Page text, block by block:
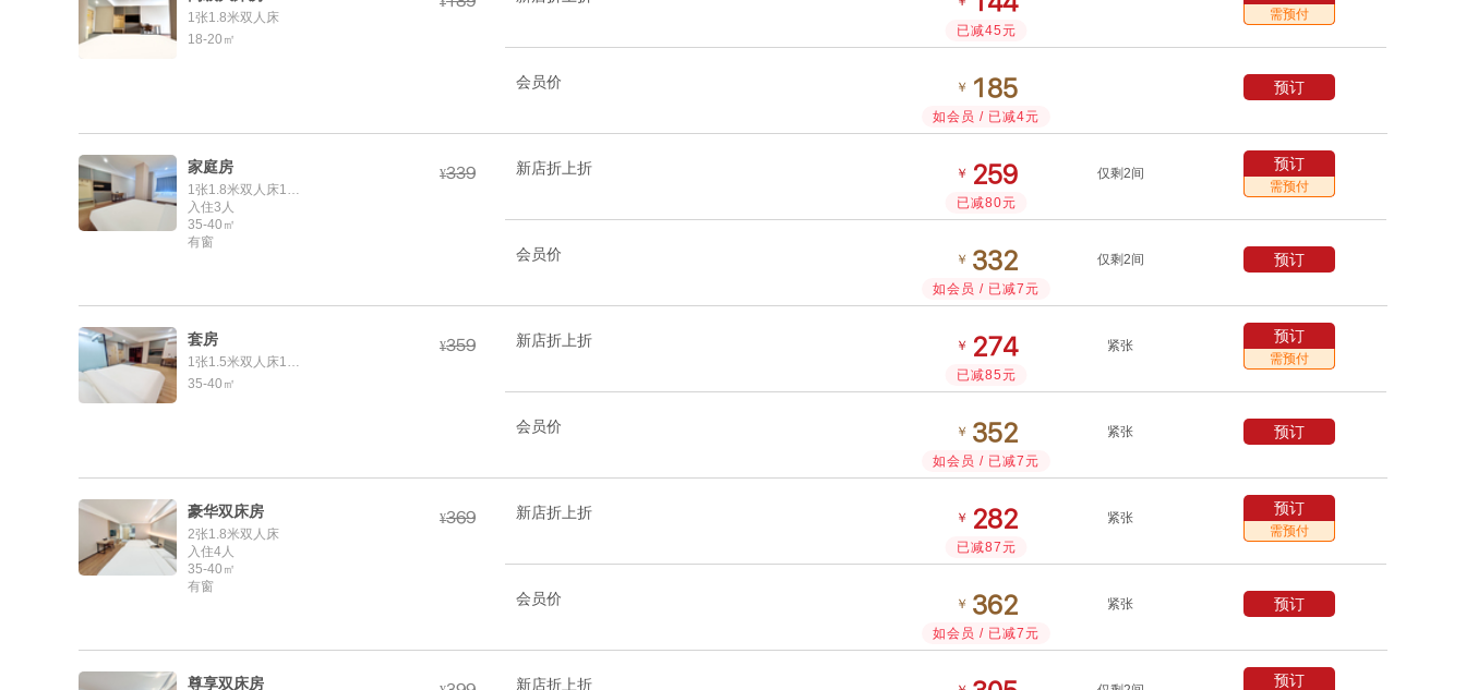
1张1.8米双人床
18-20㎡
已减45元
需预付
会员价 ￥  
如会员 / 已减4元
预订
家庭房
1张1.8米双人床1张1.2米单人床
入住3人
35-40㎡
有窗
¥ 新店折上折 ￥ 
已减80元
仅剩2间
预订
需预付
会员价 ￥ 
如会员 / 已减7元
仅剩2间 预订
套房
1张1.5米双人床1张1.2米单人床
35-40㎡
¥ 新店折上折 ￥ 
已减85元
紧张
预订
需预付
会员价 ￥ 
如会员 / 已减7元
紧张 预订
豪华双床房
2张1.8米双人床
入住4人
35-40㎡
有窗
¥ 新店折上折 ￥ 
已减87元
紧张
预订
需预付
会员价 ￥ 
如会员 / 已减7元
紧张 预订
尊享双床房 新店折上折 预订